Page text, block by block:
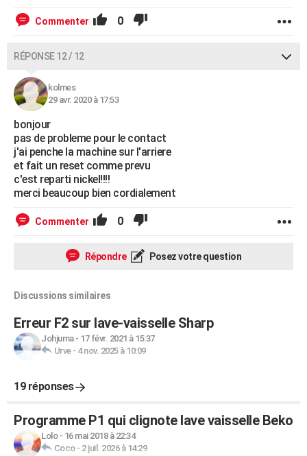
Commenter 0
RÉPONSE 12 / 12
kolmes
29 avr. 2020 à 17:53
bonjour
pas de probleme pour le contact
j'ai penche la machine sur l'arriere
et fait un reset comme prevu
c'est reparti nickel!!!!
merci beaucoup bien cordialement
Commenter 0
Répondre Posez votre question
Discussions similaires
Erreur F2 sur lave-vaisselle Sharp
Johjuma- 17 févr. 2021 à 15:37
Urve- 4 nov. 2025 à 10:09
19 réponses
Programme P1 qui clignote lave vaisselle Beko
Lolo- 16 mai 2018 à 22:34
Coco- 2 juil. 2026 à 14:29